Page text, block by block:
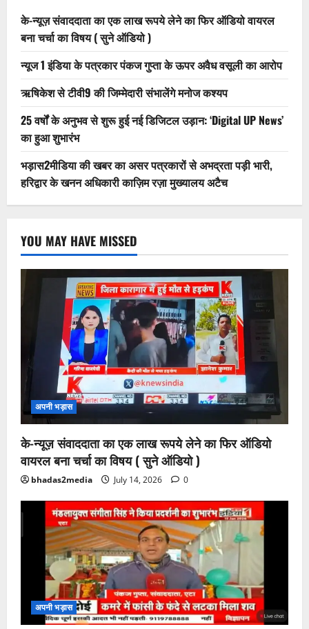
के-न्यूज़ संवाददाता का एक लाख रूपये लेने का फिर ऑडियो वायरल
बना चर्चा का विषय ( सुने ऑडियो )
न्यूज 1 इंडिया के पत्रकार पंकज गुप्ता के ऊपर अवैध वसूली का आरोप
ऋषिकेश से टीवी9 की जिम्मेदारी संभालेंगे मनोज कश्यप
25 वर्षों के अनुभव से शुरू हुई नई डिजिटल उड़ान: ‘Digital UP News’
का हुआ शुभारंभ
भड़ास2मीडिया की खबर का असर पत्रकारों से अभद्रता पड़ी भारी,
हरिद्वार के खनन अधिकारी काज़िम रज़ा मुख्यालय अटैच
YOU MAY HAVE MISSED
अपनी भड़ास
के-न्यूज़ संवाददाता का एक लाख रूपये लेने का फिर ऑडियो
वायरल बना चर्चा का विषय ( सुने ऑडियो )
bhadas2media July 14, 2026 0
अपनी भड़ास